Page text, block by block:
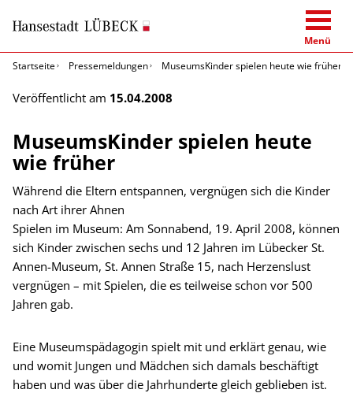
Menü
Startseite
Pressemeldungen MuseumsKinder spielen heute wie früher
Veröffentlicht am 15.04.2008
MuseumsKinder spielen heute
wie früher
Während die Eltern entspannen, vergnügen sich die Kinder
nach Art ihrer Ahnen
Spielen im Museum: Am Sonnabend, 19. April 2008, können
sich Kinder zwischen sechs und 12 Jahren im Lübecker St.
Annen-Museum, St. Annen Straße 15, nach Herzenslust
vergnügen – mit Spielen, die es teilweise schon vor 500
Jahren gab.
Eine Museumspädagogin spielt mit und erklärt genau, wie
und womit Jungen und Mädchen sich damals beschäftigt
haben und was über die Jahrhunderte gleich geblieben ist.